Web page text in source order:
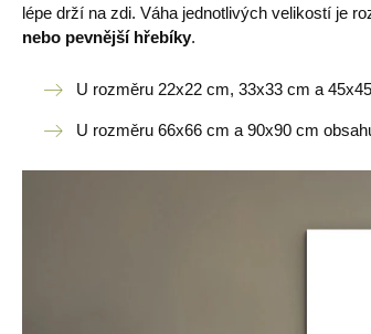
lépe drží na zdi. Váha jednotlivých velikostí je
nebo pevnější hřebíky.
U rozměru 22x22 cm, 33x33 cm a
U rozměru 66x66 cm a 90x90 cm